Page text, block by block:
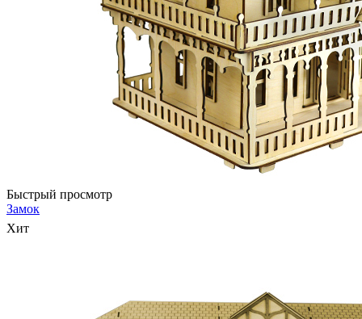
Быстрый просмотр
Замок
Хит